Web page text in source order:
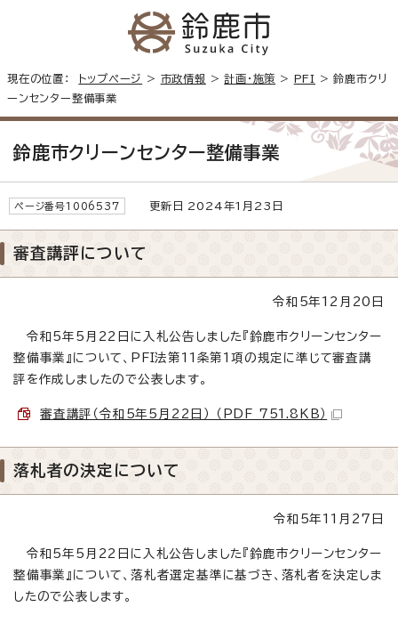
現在の位置： トップページ > 市政情報 >計画・施策 > PFI > 鈴鹿市クリ
ーンセンター整備事業
鈴鹿市クリーンセンター整備事業
ページ番号1006537 更新日 2024年1月23日
審査講評について
令和5年12月20日
令和5年5月22日に入札公告しました『鈴鹿市クリーンセンター
整備事業』について、PFI法第11条第1項の規定に準じて審査講
評を作成しましたので公表します。
審査講評（令和5年5月22日） （PDF 751.8KB）
落札者の決定について
令和5年11月27日
令和5年5月22日に入札公告しました『鈴鹿市クリーンセンター
整備事業』について、落札者選定基準に基づき、落札者を決定しま
したので公表します。